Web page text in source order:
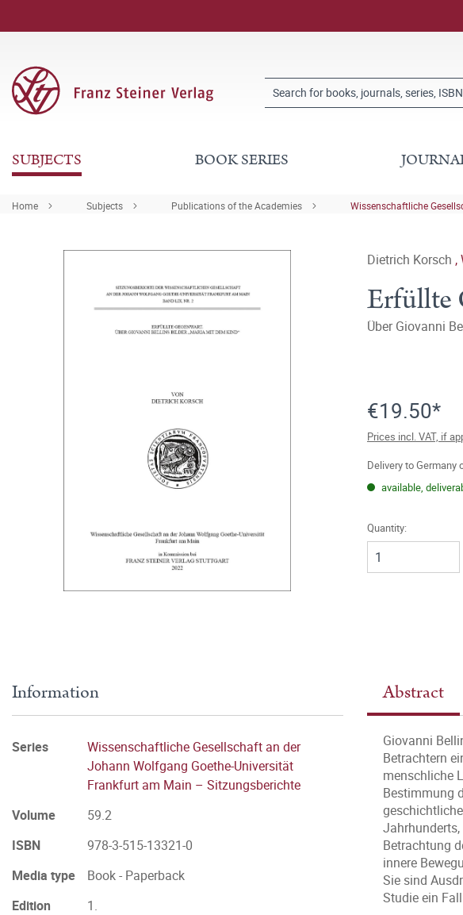
SUBJECTS BOOK SERIES
Home Subjects Publications of the Academies Wissenschaftliche
Dietrich Korsch ,
Erfüllte
Über Giovanni
€19.50*
Prices incl. VAT, if
Delivery to Germany
available,
Quantity:
Abstract
Giovanni
Betrachtern
menschliche
Bestimmung
Betrachtung
innere
Sie sind
Studie ein
Information
Series
Wissenschaftliche Gesellschaft an der
Johann Wolfgang Goethe-Universität
Frankfurt am Main – Sitzungsberichte
Volume
59.2
ISBN
978-3-515-13321-0
Media type
Book - Paperback
Edition
1.